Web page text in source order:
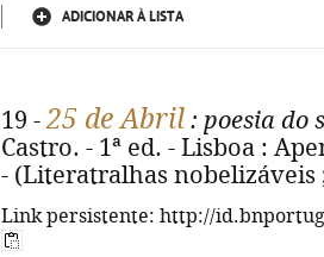
ADICIONAR À LISTA
19 -25 de Abril : poesia do
Castro. - 1ª ed. - Lisboa :
- (Literatralhas nobelizáveis ;
Link persistente: http://